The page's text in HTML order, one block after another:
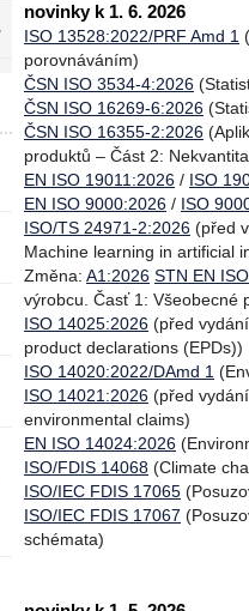
novinky k 1. 6. 2026
ISO 13528:2022/PRF Amd 1
porovnáváním)
ČSN ISO 3534-4:2026
ČSN ISO 16269-6:2026
ČSN ISO 16355-2:2026
produktů – Část 2:
EN ISO 19011:2026 / ISO
EN ISO 9000:2026 / ISO
ISO/TS 24971-2:2026 (před
Machine learning in artificial
Změna: A1:2026 STN EN
výrobcu. Časť 1: Všeobecné
ISO 14025:2026 (před
product declarations (EPDs))
ISO 14020:2022/DAmd 1
ISO 14021:2026 (před
environmental claims)
EN ISO 14024:2026
ISO/FDIS 14068 (Climate
ISO/IEC FDIS 17065
ISO/IEC FDIS 17067
schémata)